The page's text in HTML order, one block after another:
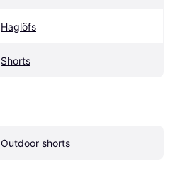
Haglöfs
Shorts
Outdoor shorts